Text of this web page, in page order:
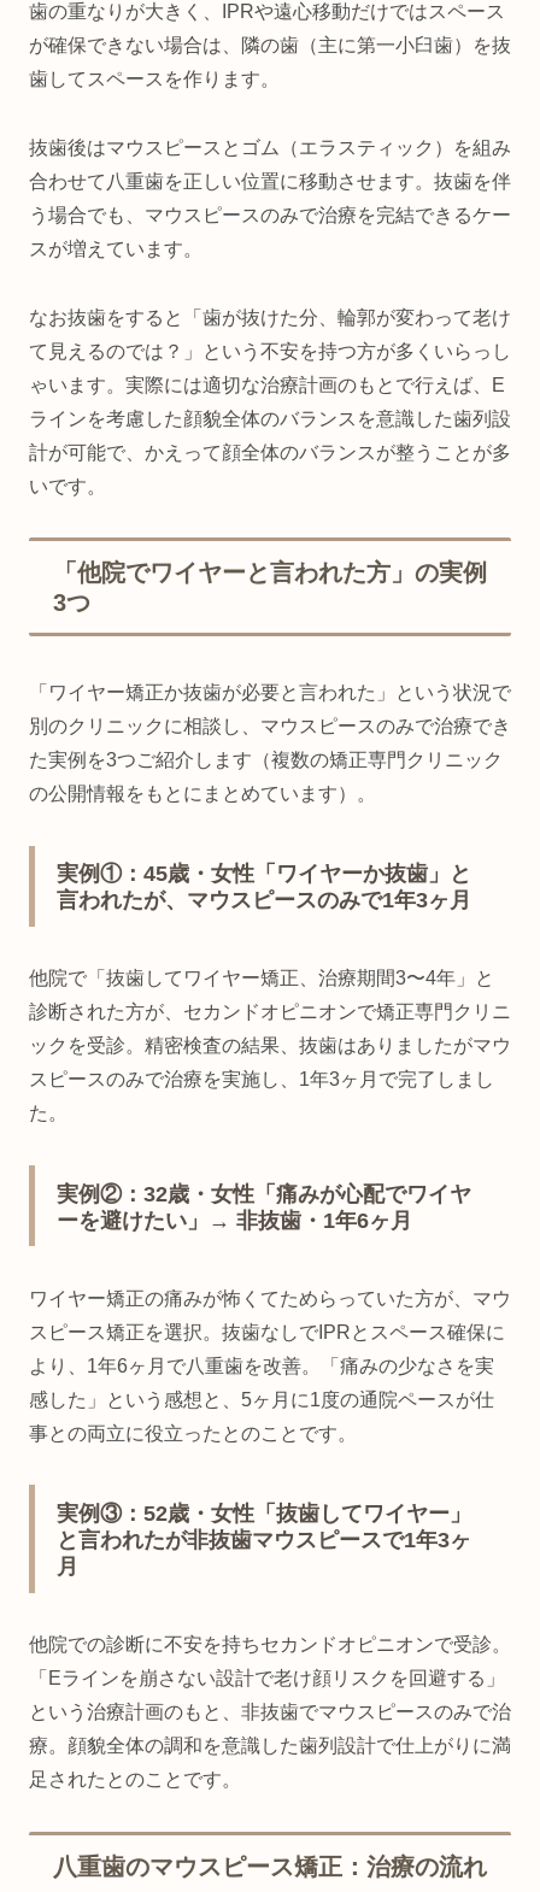
歯の重なりが大きく、IPRや遠心移動だけではスペース
が確保できない場合は、隣の歯（主に第一小臼歯）を抜
歯してスペースを作ります。
抜歯後はマウスピースとゴム（エラスティック）を組み
合わせて八重歯を正しい位置に移動させます。抜歯を伴
う場合でも、マウスピースのみで治療を完結できるケー
スが増えています。
なお抜歯をすると「歯が抜けた分、輪郭が変わって老け
て見えるのでは？」という不安を持つ方が多くいらっし
ゃいます。実際には適切な治療計画のもとで行えば、E
ラインを考慮した顔貌全体のバランスを意識した歯列設
計が可能で、かえって顔全体のバランスが整うことが多
いです。
「他院でワイヤーと言われた方」の実例
3つ
「ワイヤー矯正か抜歯が必要と言われた」という状況で
別のクリニックに相談し、マウスピースのみで治療でき
た実例を3つご紹介します（複数の矯正専門クリニック
の公開情報をもとにまとめています）。
実例①：45歳・女性「ワイヤーか抜歯」と
言われたが、マウスピースのみで1年3ヶ月
他院で「抜歯してワイヤー矯正、治療期間3〜4年」と
診断された方が、セカンドオピニオンで矯正専門クリニ
ックを受診。精密検査の結果、抜歯はありましたがマウ
スピースのみで治療を実施し、1年3ヶ月で完了しまし
た。
実例②：32歳・女性「痛みが心配でワイヤ
ーを避けたい」→ 非抜歯・1年6ヶ月
ワイヤー矯正の痛みが怖くてためらっていた方が、マウ
スピース矯正を選択。抜歯なしでIPRとスペース確保に
より、1年6ヶ月で八重歯を改善。「痛みの少なさを実
感した」という感想と、5ヶ月に1度の通院ペースが仕
事との両立に役立ったとのことです。
実例③：52歳・女性「抜歯してワイヤー」
と言われたが非抜歯マウスピースで1年3ヶ
月
他院での診断に不安を持ちセカンドオピニオンで受診。
「Eラインを崩さない設計で老け顔リスクを回避する」
という治療計画のもと、非抜歯でマウスピースのみで治
療。顔貌全体の調和を意識した歯列設計で仕上がりに満
足されたとのことです。
八重歯のマウスピース矯正：治療の流れ